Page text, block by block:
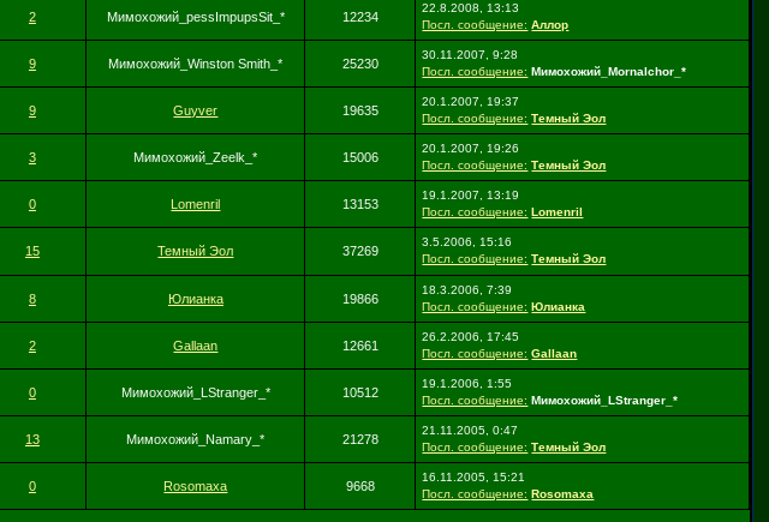
2 Мимохожий_pessImpupsSit_* 12234
22.8.2008, 13:13
Посл. сообщение: Аллор
9 Мимохожий_Winston Smith_* 25230
30.11.2007, 9:28
Посл. сообщение: Мимохожий_Mornalchor_*
9 Guyver 19635
20.1.2007, 19:37
Посл. сообщение: Темный Эол
3 Мимохожий_Zeelk_* 15006
20.1.2007, 19:26
Посл. сообщение: Темный Эол
0 Lomenril 13153
19.1.2007, 13:19
Посл. сообщение: Lomenril
15 Темный Эол 37269
3.5.2006, 15:16
Посл. сообщение: Темный Эол
8 Юлианка 19866
18.3.2006, 7:39
Посл. сообщение: Юлианка
2 Gallaan 12661
26.2.2006, 17:45
Посл. сообщение: Gallaan
0 Мимохожий_LStranger_* 10512
19.1.2006, 1:55
Посл. сообщение: Мимохожий_LStranger_*
13 Мимохожий_Namary_* 21278
21.11.2005, 0:47
Посл. сообщение: Темный Эол
0 Rosomaxa 9668
16.11.2005, 15:21
Посл. сообщение: Rosomaxa